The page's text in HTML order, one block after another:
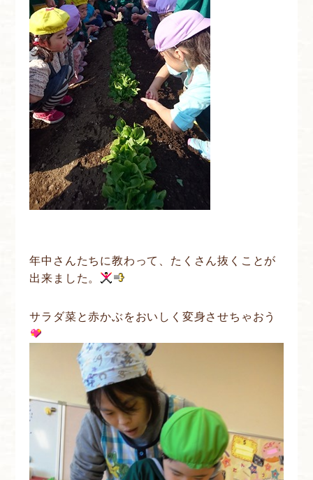
年中さんたちに教わって、たくさん抜くことが
出来ました。
サラダ菜と赤かぶをおいしく変身させちゃおう